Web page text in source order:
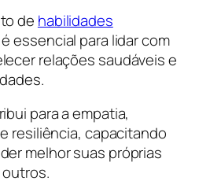
de habilidades
é essencial para lidar com
relações saudáveis e
para a empatia,
resiliência, capacitando
melhor suas próprias